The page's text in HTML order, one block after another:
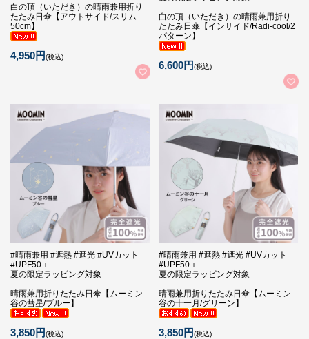
白の頂（いただき）の晴雨兼用折り
たたみ日傘【アウトサイド/スリム
50cm】
4,950円(税込)
白の頂（いただき）の晴雨兼用折り
たたみ日傘【インサイド/Radi-cool/2
パターン】
6,600円(税込)
#晴雨兼用 #遮熱 #遮光 #UVカット
#UPF50＋
夏の限定ラッピング対象
晴雨兼用折りたたみ日傘【ムーミン
谷の彗星/ブルー】
3,850円(税込)
#晴雨兼用 #遮熱 #遮光 #UVカット
#UPF50＋
夏の限定ラッピング対象
晴雨兼用折りたたみ日傘【ムーミン
谷の十一月/グリーン】
3,850円(税込)